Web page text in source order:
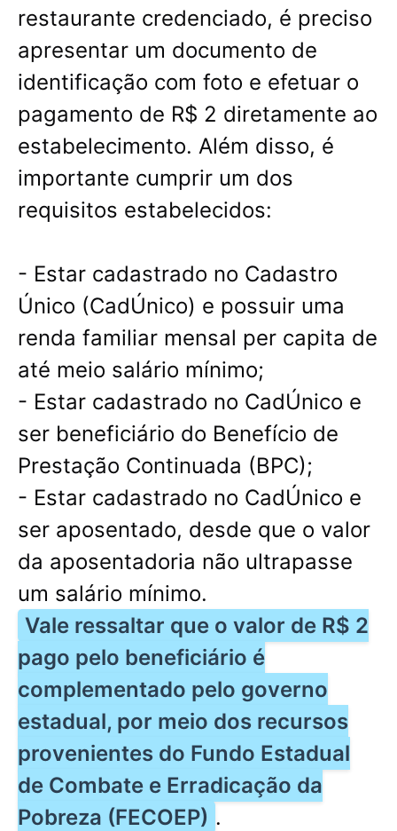
restaurante credenciado, é preciso
apresentar um documento de
identificação com foto e efetuar o
pagamento de R$ 2 diretamente ao
estabelecimento. Além disso, é
importante cumprir um dos
requisitos estabelecidos:
- Estar cadastrado no Cadastro
Único (CadÚnico) e possuir uma
renda familiar mensal per capita de
até meio salário mínimo;
- Estar cadastrado no CadÚnico e
ser beneficiário do Benefício de
Prestação Continuada (BPC);
- Estar cadastrado no CadÚnico e
ser aposentado, desde que o valor
da aposentadoria não ultrapasse
um salário mínimo.
Vale ressaltar que o valor de R$ 2
pago pelo beneficiário é
complementado pelo governo
estadual, por meio dos recursos
provenientes do Fundo Estadual
de Combate e Erradicação da
Pobreza (FECOEP) .